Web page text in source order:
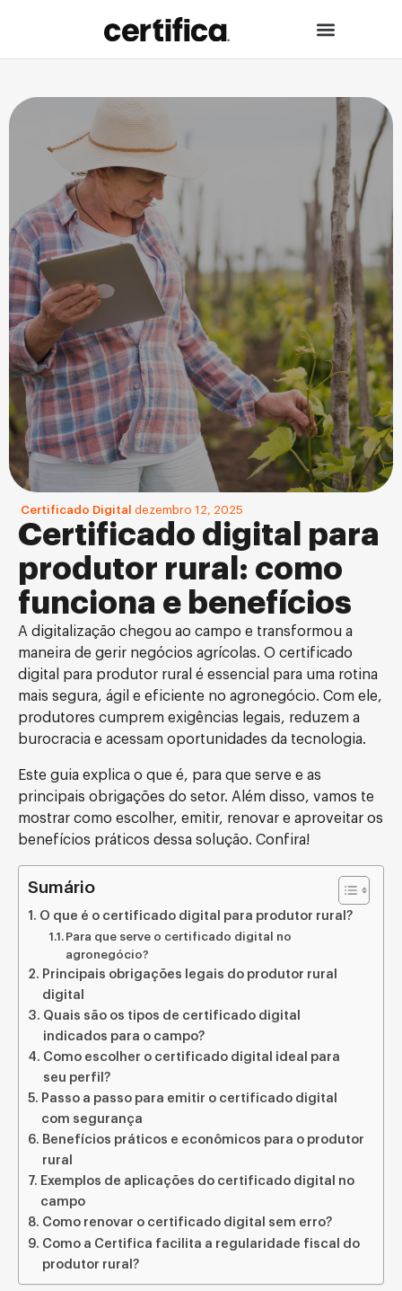
Certificado Digital dezembro 12, 2025
Certificado digital para
produtor rural: como
funciona e benefícios
A digitalização chegou ao campo e transformou a
maneira de gerir negócios agrícolas. O certificado
digital para produtor rural é essencial para uma rotina
mais segura, ágil e eficiente no agronegócio. Com ele,
produtores cumprem exigências legais, reduzem a
burocracia e acessam oportunidades da tecnologia.
Este guia explica o que é, para que serve e as
principais obrigações do setor. Além disso, vamos te
mostrar como escolher, emitir, renovar e aproveitar os
benefícios práticos dessa solução. Confira!
Sumário
O que é o certificado digital para produtor rural?
Para que serve o certificado digital no
agronegócio?
Principais obrigações legais do produtor rural
digital
Quais são os tipos de certificado digital
indicados para o campo?
Como escolher o certificado digital ideal para
seu perfil?
Passo a passo para emitir o certificado digital
com segurança
Benefícios práticos e econômicos para o produtor
rural
Exemplos de aplicações do certificado digital no
campo
Como renovar o certificado digital sem erro?
Como a Certifica facilita a regularidade fiscal do
produtor rural?